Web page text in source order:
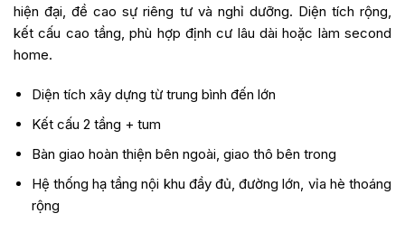
hiện đại, đề cao sự riêng tư và nghỉ dưỡng. Diện tích rộng,
kết cấu cao tầng, phù hợp định cư lâu dài hoặc làm second
home.
Diện tích xây dựng từ trung bình đến lớn
Kết cấu 2 tầng + tum
Bàn giao hoàn thiện bên ngoài, giao thô bên trong
Hệ thống hạ tầng nội khu đầy đủ, đường lớn, vỉa hè thoáng
rộng